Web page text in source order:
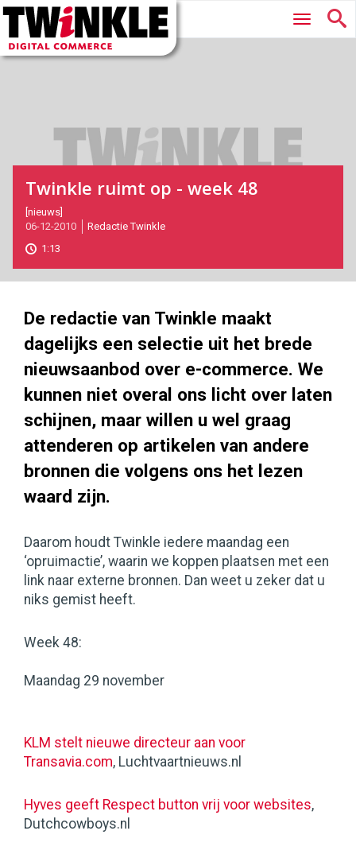
Twinkle
Digital
Commerce
Hoofdmenu
Twinkle ruimt op - week 48
2010-
12-
06T10:50:00
2017-
05-
[nieuws]
06-12-2010
Redactie Twinkle
1:13
De redactie van Twinkle maakt
dagelijks een selectie uit het brede
nieuwsaanbod over e-commerce. We
kunnen niet overal ons licht over laten
schijnen, maar willen u wel graag
attenderen op artikelen van andere
bronnen die volgens ons het lezen
waard zijn.
Daarom houdt Twinkle iedere maandag een
‘opruimactie’, waarin we koppen plaatsen met een
link naar externe bronnen. Dan weet u zeker dat u
niks gemist heeft.
Week 48:
Maandag 29 november
KLM stelt nieuwe directeur aan voor
Transavia.com, Luchtvaartnieuws.nl
Hyves geeft Respect button vrij voor websites,
Dutchcowboys.nl